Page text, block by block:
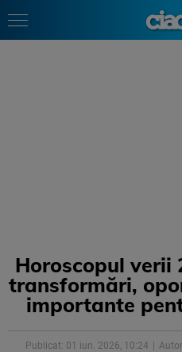
Horoscopul verii
transformări,
importante
Publicat: 01 iun. 2026, 10:24